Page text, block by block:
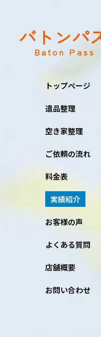
バトンパ
Baton Pass
トップページ
遺品整理
空き家整理
ご依頼の流れ
料金表
実績紹介
お客様の声
よくある質問
店舗概要
お問い合わせ